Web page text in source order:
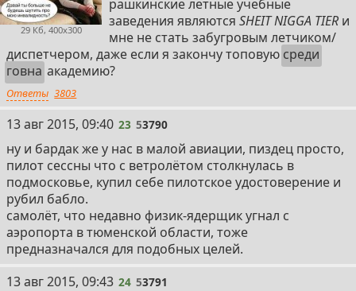
29 Кб, 400x300
рашкинские летные учебные
заведения являются SHEIT NIGGA TIERи
мне не стать забугровым летчиком/
диспетчером, даже если я закончу топовую среди
говна академию?
Ответы 3803
13 авг 2015, 09:40 23 53790
ну и бардак же у нас в малой авиации, пиздец просто,
пилот сессны что с ветролётом столкнулась в
подмосковье, купил себе пилотское удостоверение и
рубил бабло.
самолёт, что недавно физик-ядерщик угнал с
аэропорта в тюменской области, тоже
предназначался для подобных целей.
13 авг 2015, 09:43 24 53791